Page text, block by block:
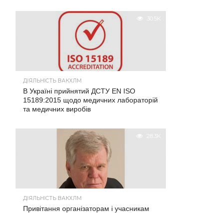
30.5K
ДІЯЛЬНІСТЬ ВАКХЛМ
В Україні прийнятий ДСТУ EN ISO
15189:2015 щодо медичних лабораторій
та медичних виробів
28.3K
ДІЯЛЬНІСТЬ ВАКХЛМ
Привітання організаторам і учасникам